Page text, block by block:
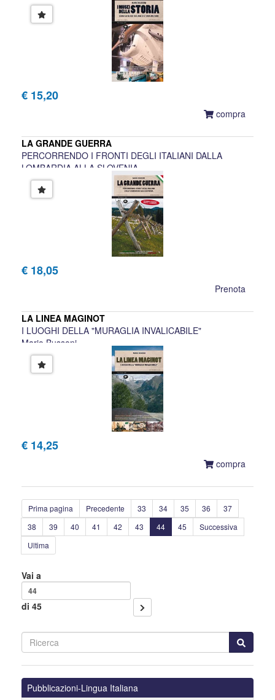
€ 15,20
compra
LA GRANDE GUERRA
PERCORRENDO I FRONTI DEGLI ITALIANI DALLA
LOMBARDIA ALLA SLOVENIA
Mario Bussoni
€ 18,05
Prenota
LA LINEA MAGINOT
I LUOGHI DELLA "MURAGLIA INVALICABILE"
Mario Bussoni
€ 14,25
compra
Prima pagina Precedente 33 34 35 36
37
38
39 40 41 42 43 44 45
Successiva
Ultima
Vai a
di 45
Pubblicazioni-Lingua Italiana